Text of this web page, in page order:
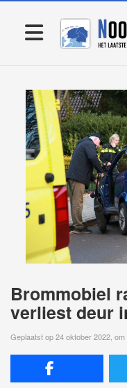
Brommobiel
verliest deur
Geplaatst op 24 oktober 2022,